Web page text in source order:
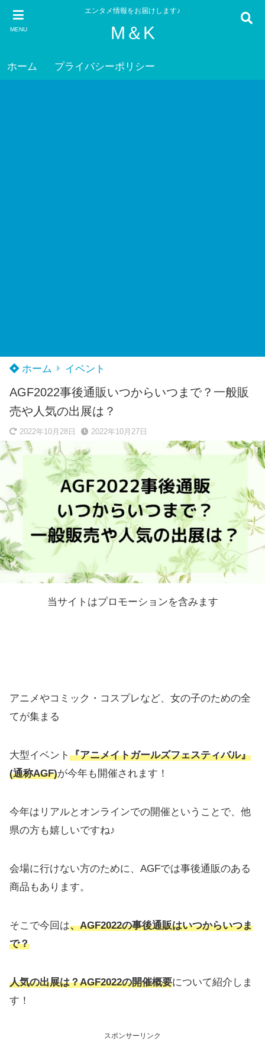
MENU
エンタメ情報をお届けします♪
M＆K
ホーム プライバシーポリシー
ホーム イベント
AGF2022事後通販いつからいつまで？一般販
売や人気の出展は？
2022年10月28日 2022年10月27日
当サイトはプロモーションを含みます
アニメやコミック・コスプレなど、女の子のための全
てが集まる
大型イベント 『アニメイトガールズフェスティバル』
(通称AGF)が今年も開催されます！
今年はリアルとオンラインでの開催ということで、他
県の方も嬉しいですね♪
会場に行けない方のために、AGFでは事後通販のある
商品もあります。
そこで今回は、AGF2022の事後通販はいつからいつま
で？
人気の出展は？AGF2022の開催概要について紹介しま
す！
スポンサーリンク